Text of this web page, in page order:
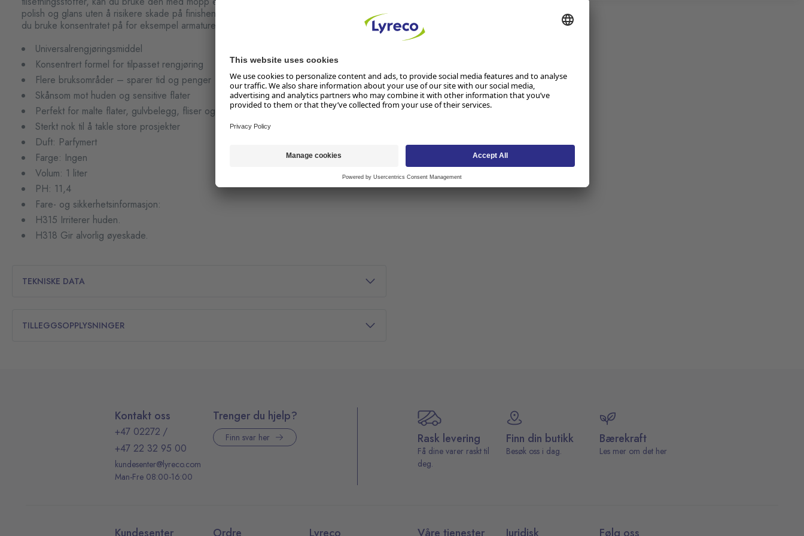
polish og glans uten å risikere skade på finishen. Og når du trenger noe sterkere, kan
du bruke konsentratet på for eksempel armaturer, vinduer eller gulv.
Universalrengjøringsmiddel
Konsentrert formel for tilpasset rengjøring
Flere bruksområder – sparer tid og penger
Skånsom mot huden og sensitive flater
Perfekt for malte flater, gulvbelegg, fliser og sanitærutstyr
Sterkt nok til å takle store prosjekter
Duft: Parfymert
Farge: Ingen
Volum: 1 liter
PH: 11,4
Fare- og sikkerhetsinformasjon:
H315 Irriterer huden.
H318 Gir alvorlig øyeskade.
TEKNISKE DATA
TILLEGGSOPPLYSNINGER
Kontakt oss
+47 02272 /
+47 22 32 95 00
kundesenter@lyreco.com
Man-Fre 08:00-16:00
Trenger du hjelp?
Finn svar her Rask levering
Få dine varer raskt til
deg.
Finn din butikk
Besøk oss i dag.
Bærekraft
Les mer om det her